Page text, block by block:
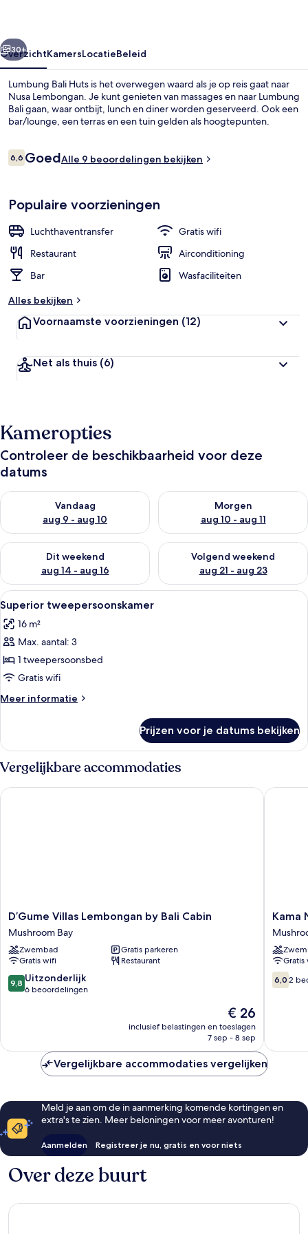
Volgende
30+
OverzichtKamersLocatieBeleid
Lumbung Bali Huts is het overwegen waard als je op reis gaat naar
Nusa Lembongan. Je kunt genieten van massages en naar Lumbung
Bali gaan, waar ontbijt, lunch en diner worden geserveerd. Ook een
bar/lounge, een terras en een tuin gelden als hoogtepunten.
Beoordelingen
6,66,6 op 10 –
GoedAlle 9 beoordelingen bekijken
Populaire voorzieningen
Luchthaventransfer
Gratis wifi
Restaurant
Airconditioning
Bar
Wasfaciliteiten
Alles bekijken
Voornaamste voorzieningen (12)
Net als thuis (6)
Kameropties
Controleer de beschikbaarheid voor deze
datums
Vandaag
aug 9 - aug 10
De beschikbaarheid controleren voor vanavond aug 9 - aug
Morgen
aug 10 - aug 11
De beschikbaarheid
Dit weekend
aug 14 - aug 16
De beschikbaarheid controleren voor dit weekend aug 14 -
Volgend weekend
aug 21 - aug 23
De beschikbaarheid
Alle
foto's
voor
Superior
tweepersoonskamer
laden
Een kamer met een bed, houten
4
Superior tweepersoonskamer
16 m²
Max. aantal: 3
1 tweepersoonsbed
Gratis wifi
Meer informatie
Meer
tweepersoonskamer
Prijzen voor je datums bekijken
Vergelijkbare accommodaties
D’Gume
Villas
Lembongan
by
Bali
Cabin
Mushroom
D’Gume Villas Lembongan by Bali Cabin
Mushroom Bay
Zwembad
Gratis parkeren
Gratis wifi
Restaurant
9.8
van
9,8 Uitzonderlijk
6 beoordelingen
De
prijs
€ 26
inclusief belastingen en toeslagen
7 sep - 8 sep
D’Gume Villas Lembongan by Bali Cabin
Kama
Nusa
Bay
Kama
Gratis
6.0
van
6,0 2
Kama
Vergelijkbare accommodaties vergelijken
Meld je aan om de in aanmerking komende kortingen en
extra's te zien. Meer beloningen voor meer avonturen!
Aanmelden Registreer je nu, gratis en voor niets
Over deze buurt